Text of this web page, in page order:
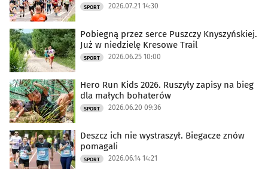
SPORT 2026.07.21 14:30
Pobiegną przez serce Puszczy Knyszyńskiej.
Już w niedzielę Kresowe Trail
SPORT 2026.06.25 10:00
Hero Run Kids 2026. Ruszyły zapisy na bieg
dla małych bohaterów
SPORT 2026.06.20 09:36
Deszcz ich nie wystraszył. Biegacze znów
pomagali
SPORT 2026.06.14 14:21